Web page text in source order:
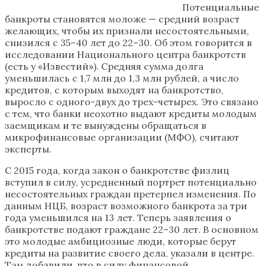
Потенциальные
банкроты становятся моложе — средний возраст
желающих, чтобы их признали несостоятельными,
снизился с 35–40 лет до 22–30. Об этом говорится в
исследовании Национального центра банкротств
(есть у «Известий»). Средняя сумма долга
уменьшилась с 1,7 млн до 1,3 млн рублей, а число
кредитов, с которым выходят на банкротство,
выросло с одного-двух до трех-четырех. Это связано
с тем, что банки неохотно выдают кредиты молодым
заемщикам и те вынуждены обращаться в
микрофинансовые организации (МФО), считают
эксперты.
С 2015 года, когда закон о банкротстве физлиц
вступил в силу, усредненный портрет потенциально
несостоятельных граждан претерпел изменения. По
данным НЦБ, возраст возможного банкрота за три
года уменьшился на 13 лет. Теперь заявления о
банкротстве подают граждане 22–30 лет. В основном
это молодые амбициозные люди, которые берут
кредиты на развитие своего дела, указали в центре.